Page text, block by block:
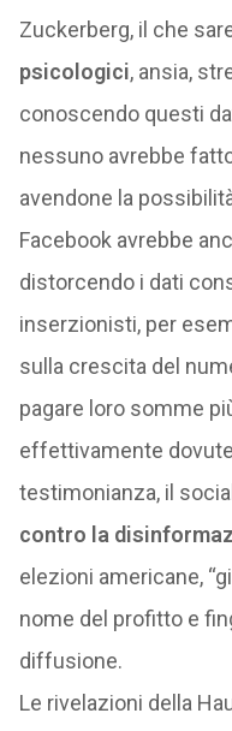
Zuckerberg, il che
psicologici, ansia,
conoscendo questi
nessuno avrebbe
avendone la
Facebook avrebbe
distorcendo i dati
inserzionisti, per
sulla crescita del
pagare loro somme
effettivamente
testimonianza, il
contro la
elezioni americane,
nome del profitto e
diffusione.
Le rivelazioni della